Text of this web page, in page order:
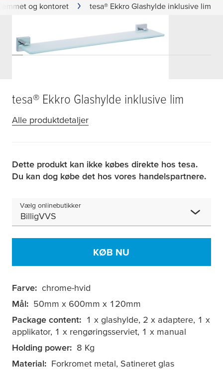
og kontoret tesa® Ekkro Glashylde inklusive lim
tesa® Ekkro Glashylde inklusive lim
Alle produktdetaljer
Dette produkt kan ikke købes direkte hos tesa.
Du kan dog købe det hos vores handelspartnere.
BilligVVS
Vælg onlinebutikker
KØB NU
Farve: chrome-hvid
Mål: 50mm x 600mm x 120mm
Package content: 1 x glashylde, 2 x adaptere, 1 x
applikator, 1 x rengøringsserviet, 1 x manual
Holding power: 8 Kg
Material: Forkromet metal, Satineret glas